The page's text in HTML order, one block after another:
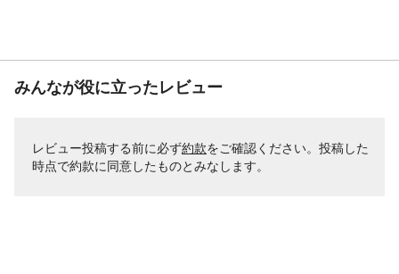
みんなが役に立ったレビュー
レビュー投稿する前に必ず約款をご確認ください。投稿した
時点で約款に同意したものとみなします。